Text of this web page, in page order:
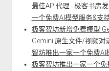
最佳API代理 - 极客书房
一个免费AI模型服务&支
极客智坊新增免费模型
Gemini 原生文件/视频对
智坊推出一家一个免费
极客智坊推出一家一个